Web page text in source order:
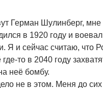
Герман Шулинберг, мне
в 1920 году и
Я и сейчас считаю, что
то в 2040 году
неё бомбу.
не в этом. Меня до